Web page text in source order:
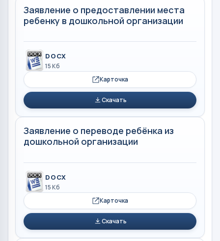
Заявление о предоставлении места
ребенку в дошкольной организации
DOCX
15 Кб
Карточка
Скачать
Заявление о переводе ребёнка из
дошкольной организации
DOCX
15 Кб
Карточка
Скачать